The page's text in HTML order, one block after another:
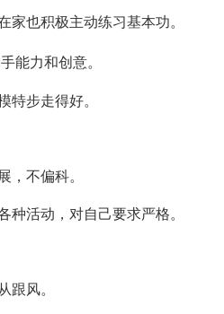
也积极主动练习基本功。
能力和创意。
步走得好。
不偏科。
活动，对自己要求严格。
风。